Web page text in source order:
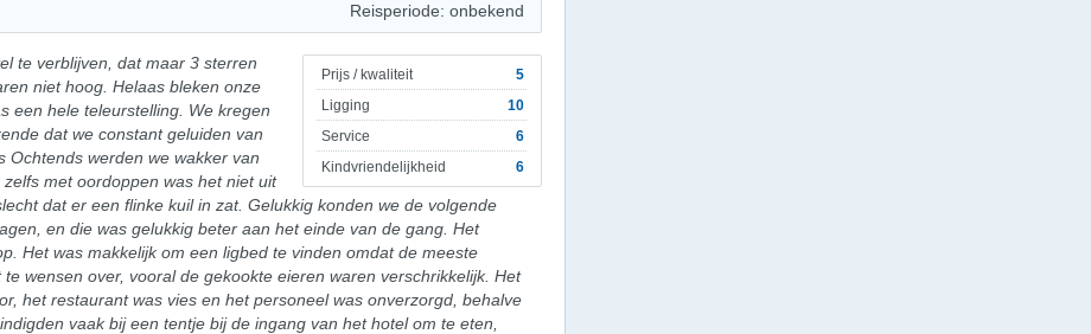
Reisperiode: onbekend
Prijs / kwaliteit
5
Ligging
10
Service
6
Kindvriendelijkheid
6
te verblijven, dat maar 3 sterren
niet hoog. Helaas bleken onze
een hele teleurstelling. We kregen
dat we constant geluiden van
Ochtends werden we wakker van
met oordoppen was het niet uit
dat er een flinke kuil in zat. Gelukkig konden we de volgende
en die was gelukkig beter aan het einde van de gang. Het
Het was makkelijk om een ligbed te vinden omdat de meeste
wensen over, vooral de gekookte eieren waren verschrikkelijk. Het
het restaurant was vies en het personeel was onverzorgd, behalve
vaak bij een tentje bij de ingang van het hotel om te eten,